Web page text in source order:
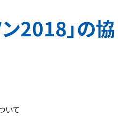
2018」の協
いて